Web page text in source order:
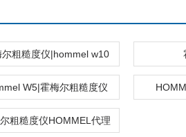
尔粗糙度仪|hommel w10
W5|霍梅尔粗糙度仪
粗糙度仪HOMMEL代理